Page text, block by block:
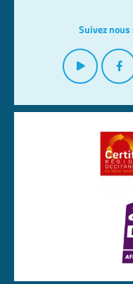
Suivez